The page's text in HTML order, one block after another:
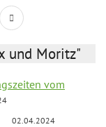
und Moritz"
vom
02.04.2024